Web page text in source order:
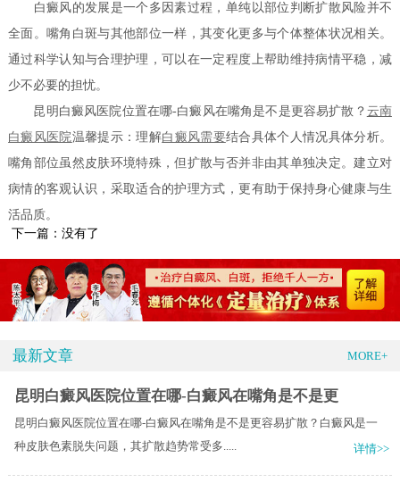
白癜风的发展是一个多因素过程，单纯以部位判断扩散风险并不
全面。嘴角白斑与其他部位一样，其变化更多与个体整体状况相关。
通过科学认知与合理护理，可以在一定程度上帮助维持病情平稳，减
少不必要的担忧。
昆明白癜风医院位置在哪-白癜风在嘴角是不是更容易扩散？ 云南
白癜风医院温馨提示：理解白癜风需要结合具体个人情况具体分析。
嘴角部位虽然皮肤环境特殊，但扩散与否并非由其单独决定。建立对
病情的客观认识，采取适合的护理方式，更有助于保持身心健康与生
活品质。
下一篇：没有了
最新文章 MORE+
昆明白癜风医院位置在哪-白癜风在嘴角是不是更
昆明白癜风医院位置在哪-白癜风在嘴角是不是更容易扩散？白癜风是一
种皮肤色素脱失问题，其扩散趋势常受多.....
详情>>